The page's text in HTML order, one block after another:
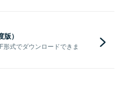
）
式でダウンロードできま